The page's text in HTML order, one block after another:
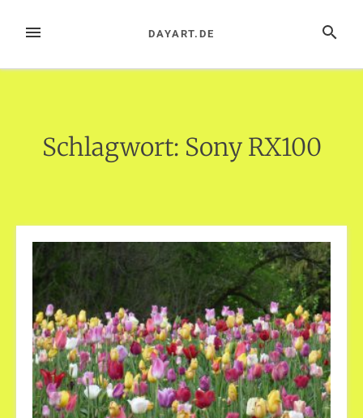
InhaltMENÜ SUCHE
DAYART.DE
Schlagwort: Sony RX100